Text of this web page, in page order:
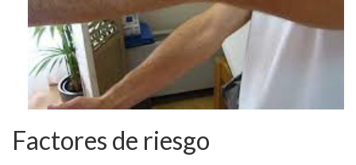
Factores de riesgo